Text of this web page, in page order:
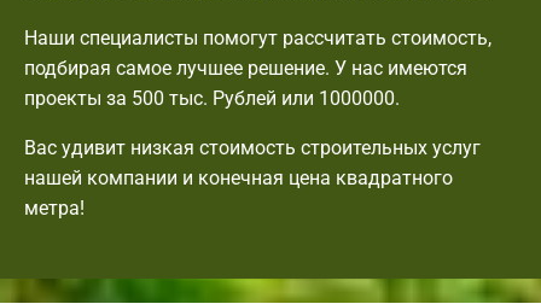
Наши специалисты помогут рассчитать стоимость,
подбирая самое лучшее решение. У нас имеются
проекты за 500 тыс. Рублей или 1000000.
Вас удивит низкая стоимость строительных услуг
нашей компании и конечная цена квадратного
метра!